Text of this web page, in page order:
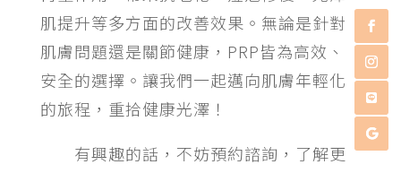
肌提升等多方面的改善效果。無論是針對
肌膚問題還是關節健康，PRP皆為高效、
安全的選擇。讓我們一起邁向肌膚年輕化
的旅程，重拾健康光澤！
有興趣的話，不妨預約諮詢，了解更